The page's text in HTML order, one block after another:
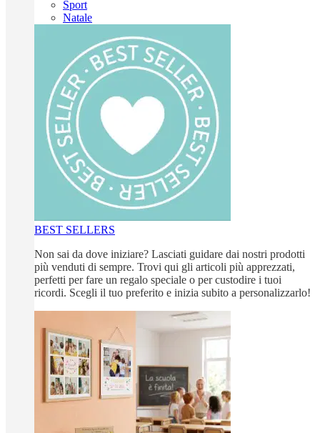
Sport
Natale
BEST SELLERS
Non sai da dove iniziare? Lasciati guidare dai nostri prodotti
più venduti di sempre. Trovi qui gli articoli più apprezzati,
perfetti per fare un regalo speciale o per custodire i tuoi
ricordi. Scegli il tuo preferito e inizia subito a personalizzarlo!